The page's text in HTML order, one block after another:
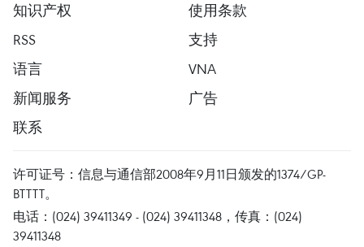
知识产权
使用条款
RSS
支持
语言
VNA
新闻服务
广告
联系
许可证号：信息与通信部2008年9月11日颁发的1374/GP-
BTTTT。
电话：(024) 39411349 - (024) 39411348，传真：(024)
39411348